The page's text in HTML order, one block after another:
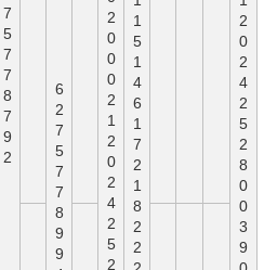
1
5
1
4
6
1
7
2
1
8
2
2
2
0
2
4
2
5
2
8
0
0
3
9
7
5
7
7
8
7
9
2
6
2
7
5
7
7
8
9
9
2
0
0
0
2
1
2
0
2
4
2
5
2